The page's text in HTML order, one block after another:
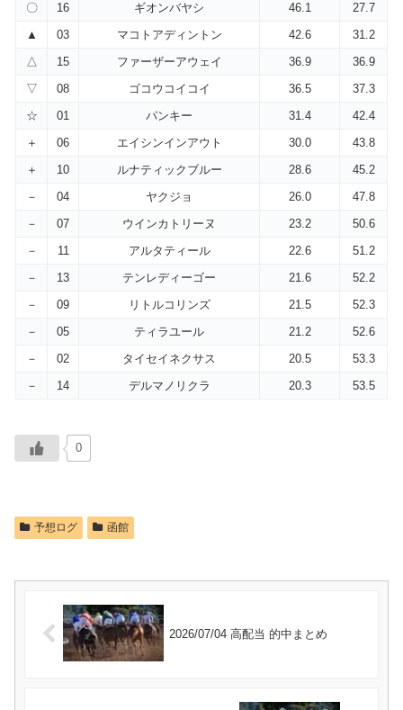
〇
16 ギオンバヤシ 46.1
27.7
▲
03 マコトアディントン 42.6
31.2
△
15 ファーザーアウェイ 36.9
36.9
▽
08 ゴコウコイコイ 36.5
37.3
☆
01 パンキー 31.4
42.4
＋
06 エイシンインアウト 30.0
43.8
＋
10 ルナティックブルー 28.6
45.2
－
04 ヤクジョ 26.0
47.8
－
07 ウインカトリーヌ 23.2
50.6
－
11 アルタティール 22.6
51.2
－
13 テンレディーゴー 21.6
52.2
－
09 リトルコリンズ 21.5
52.3
－
05 ティラユール 21.2
52.6
－
02 タイセイネクサス 20.5
53.3
－
14 デルマノリクラ 20.3 53.5
0
予想ログ 函館
2026/07/04 高配当 的中まとめ